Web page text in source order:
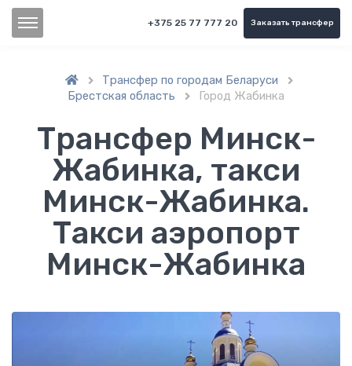
+375 25 77 777 20 Заказать трансфер
 Трансфер по городам Беларуси 
Брестская область  Город Жабинка
Трансфер Минск-
Жабинка, такси
Минск-Жабинка.
Такси аэропорт
Минск-Жабинка